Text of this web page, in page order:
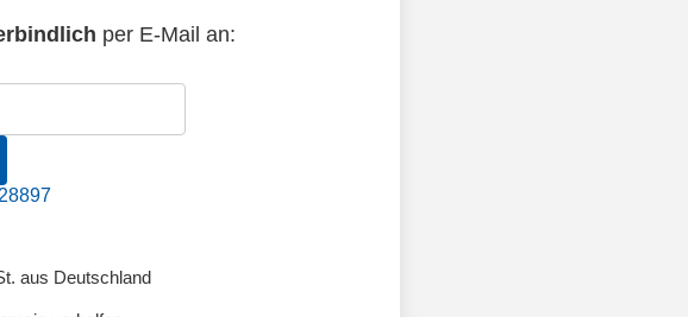
per E-Mail an:
aus Deutschland